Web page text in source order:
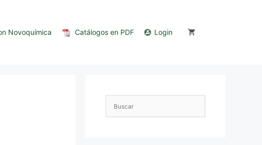
Novoquímica Catálogos en PDF Login